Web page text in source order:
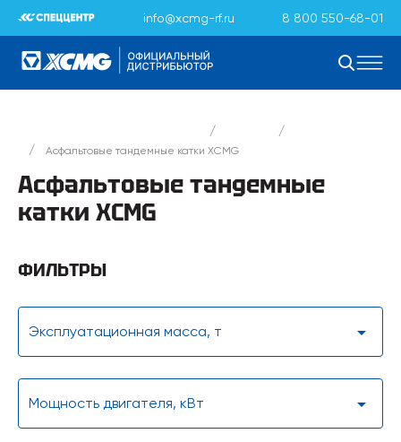
info@xcmg-rf.ru 8 800 550-68-01
/ /
/ Асфальтовые тандемные катки XCMG
Асфальтовые тандемные
катки XCMG
ФИЛЬТРЫ
Эксплуатационная масса, т
Мощность двигателя, кВт